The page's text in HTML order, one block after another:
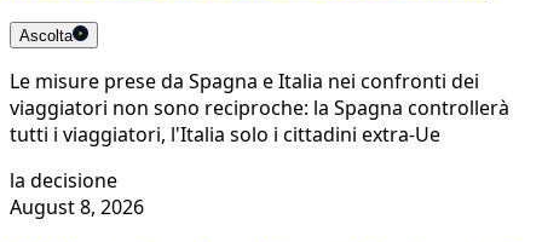
Ascolta
Le misure prese da Spagna e Italia nei confronti dei
viaggiatori non sono reciproche: la Spagna controllerà
tutti i viaggiatori, l'Italia solo i cittadini extra-Ue
la decisione
August 8, 2026